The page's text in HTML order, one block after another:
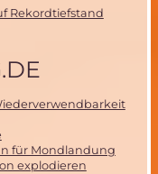
Rekordtiefstand
für Mondlandung
explodieren